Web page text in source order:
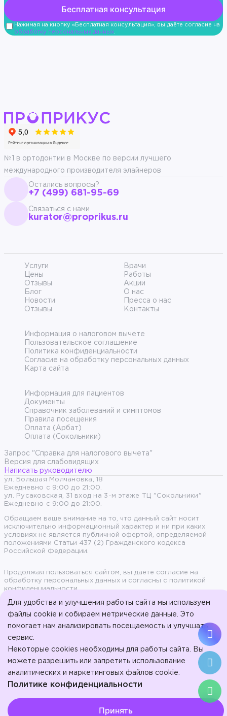
Нажимая на кнопку «Бесплатная консультация», вы даёте согласие на
обработку персональных данных.
№1 в ортодонтии в Москве по версии лучшего
международного производителя элайнеров
Остались вопросы?
+7 (499) 681-95-69
Связаться с нами
kurator@proprikus.ru
Услуги
Врачи
Цены
Работы
Отзывы
Акции
Блог
О нас
Новости
Пресса о нас
Отзывы
Контакты
Информация о налоговом вычете
Пользовательское соглашение
Политика конфиденциальности
Согласие на обработку персональных данных
Карта сайта
Информация для пациентов
Документы
Справочник заболеваний и симптомов
Правила посещения
Оплата (Арбат)
Оплата (Сокольники)
Запрос "Справка для налогового вычета"
Версия для слабовидящих
Написать руководителю
ул. Большая Молчановка, 18
Ежедневно с 9:00 до 21:00.
ул. Русаковская, 31 вход на 3-м этаже ТЦ "Сокольники"
Ежедневно с 9:00 до 21:00.
Обращаем ваше внимание на то, что данный сайт носит
исключительно информационный характер и ни при каких
условиях не является публичной офертой, определяемой
положениями Статьи 437 (2) Гражданского кодекса
Российской Федерации.
Продолжая пользоваться сайтом, вы даете согласие на
обработку персональных данных и согласны с политикой
конфиденциальности.
© 2017-2026, ООО «Стоматология на Арбате» - Эстетическая
стоматология на Арбате.
ООО "Стоматология в Сокольниках". Л041-01137-77/01023207 от
16 января 2024 г.
ИМЕЮТСЯ
ПРОТИВОПОКАЗАНИЯ.
ПРОКОНСУЛЬТИРУЙТЕСЬ СО
Для удобства и улучшения работы сайта мы используем
файлы cookie и собираем метрические данные. Это
помогает нам анализировать посещаемость и улучшать
сервис.
Некоторые cookies необходимы для работы сайта. Вы
можете разрешить или запретить использование
аналитических и маркетинговых файлов cookie.
Политике конфиденциальности
Принять